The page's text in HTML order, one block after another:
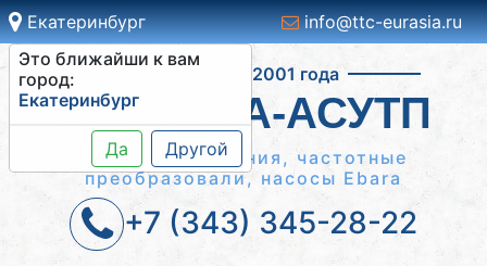
Екатеринбург
Это ближайши к вам
город:
Екатеринбург
Да Другой
info@ttc-eurasia.ru
Работаем с 2001 года
СИСТЕМА-АСУТП
Шкафы управления, частотные
преобразовали, насосы Ebara
+7 (343) 345-28-22